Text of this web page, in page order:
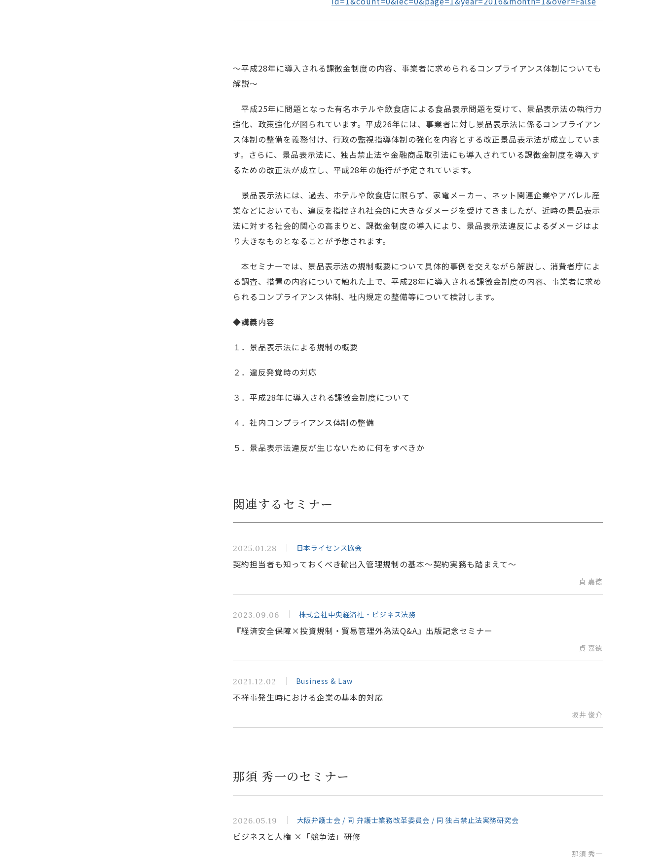
～平成28年に導入される課徴金制度の内容、事業者に求められるコンプライアンス体制についても
解説～
平成25年に問題となった有名ホテルや飲食店による食品表示問題を受けて、景品表示法の執行力
強化、政策強化が図られています。平成26年には、事業者に対し景品表示法に係るコンプライアン
ス体制の整備を義務付け、行政の監視指導体制の強化を内容とする改正景品表示法が成立していま
す。さらに、景品表示法に、独占禁止法や金融商品取引法にも導入されている課徴金制度を導入す
るための改正法が成立し、平成28年の施行が予定されています。
景品表示法には、過去、ホテルや飲食店に限らず、家電メーカー、ネット関連企業やアパレル産
業などにおいても、違反を指摘され社会的に大きなダメージを受けてきましたが、近時の景品表示
法に対する社会的関心の高まりと、課徴金制度の導入により、景品表示法違反によるダメージはよ
り大きなものとなることが予想されます。
本セミナーでは、景品表示法の規制概要について具体的事例を交えながら解説し、消費者庁によ
る調査、措置の内容について触れた上で、平成28年に導入される課徴金制度の内容、事業者に求め
られるコンプライアンス体制、社内規定の整備等について検討します。
◆講義内容
１．景品表示法による規制の概要
２．違反発覚時の対応
３．平成28年に導入される課徴金制度について
４．社内コンプライアンス体制の整備
５．景品表示法違反が生じないために何をすべきか
関連するセミナー
2025.01.28 日本ライセンス協会
契約担当者も知っておくべき輸出入管理規制の基本～契約実務も踏まえて～
貞 嘉徳
2023.09.06 株式会社中央経済社・ビジネス法務
『経済安全保障×投資規制・貿易管理外為法Q&A』出版記念セミナー
貞 嘉徳
2021.12.02 Business & Law
不祥事発生時における企業の基本的対応
坂井 俊介
那須 秀一のセミナー
2026.05.19 大阪弁護士会 / 同 弁護士業務改革委員会 / 同 独占禁止法実務研究会
ビジネスと人権 ×「競争法」研修
那須 秀一